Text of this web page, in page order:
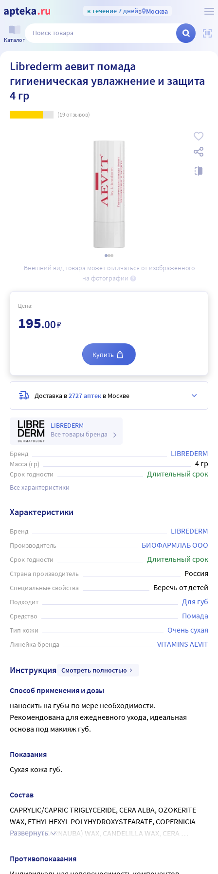
в течение 7 днейв Москва
Каталог
Librederm аевит помада
гигиеническая увлажнение и защита
4 гр
(19отзывов)
Внешний вид товара может отличаться от изображённого
на фотографии
LIBREDERM
Все товары бренда
Бренд LIBREDERM
Масса (гр) 4 гр
Срок годности Длительный срок
Все характеристики
Цена:
195.00₽
Купить
Доставка в2727 аптек в Москве
Характеристики
Бренд LIBREDERM
Производитель БИОФАРМЛАБ ООО
Срок годности Длительный срок
Страна производитель Россия
Специальные свойства Беречь от детей
Подходит Для губ
Средство Помада
Тип кожи Очень сухая
Линейка бренда VITAMINS AEVIT
Инструкция Смотреть полностью
Способ применения и дозы
наносить на губы по мере необходимости.
Рекомендована для ежедневного ухода, идеальная
основа под макияж губ.
Показания
Сухая кожа губ.
Состав
CAPRYLIC/CAPRIC TRIGLYCERIDE, CERA ALBA, OZOKERITE
WAX, ETHYLHEXYL POLYHYDROXYSTEARATE, COPERNICIA
CERIFERA (CARNAUBA) WAX, CANDELILLA WAX, CERA
DIGLYCERYL POLYACYLADIPATE-2, PARAFFINUM LIQUIDUM,
Развернуть
Противопоказания